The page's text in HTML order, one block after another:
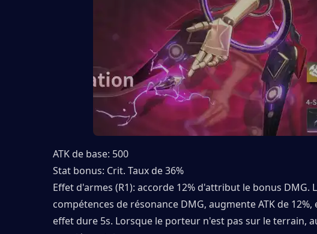
ATK de base: 500
Stat bonus: Crit. Taux de 36%
Effet d'armes (R1): accorde 12% d'attribut le bonus DMG.
compétences de résonance DMG, augmente ATK de
effet dure 5s. Lorsque le porteur n'est pas sur le terrain,